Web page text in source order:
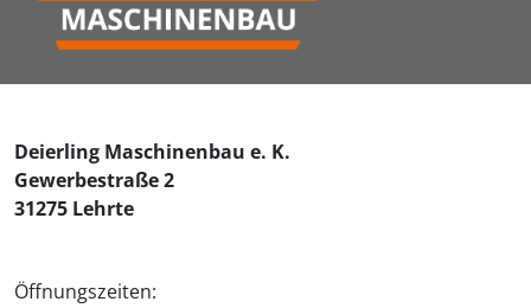
Deierling Maschinenbau e. K.
Gewerbestraße 2
31275 Lehrte
Öffnungszeiten: